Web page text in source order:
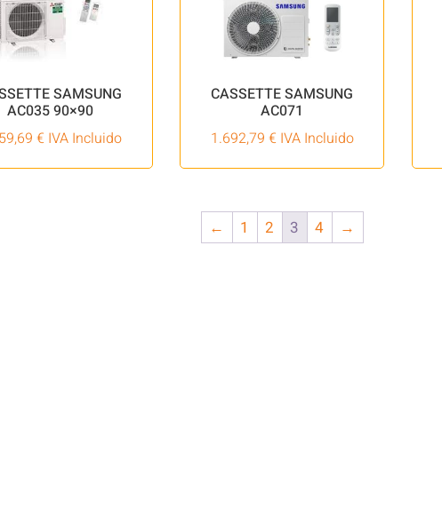
SAMSUNG
AC035 90×90
€ IVA Incluido
CASSETTE SAMSUNG
AC071
1.692,79 € IVA Incluido
← 1 2 3 4 →